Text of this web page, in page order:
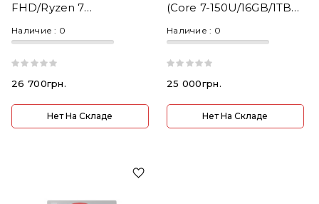
FHD/Ryzen 7
4800H/16GB/512GB
SSD/GTX 1650 Ti)
Наличие : 0
26 700грн.
Нет На Складе
(Core 7-150U/16GB/1TB
SSD/16" FHD+ Touch)
Наличие : 0
25 000грн.
Нет На Складе